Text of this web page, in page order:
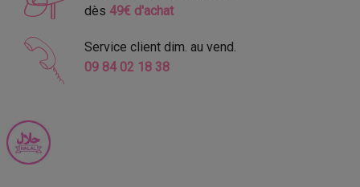
dès 49€ d'achat
Service client dim. au vend.
09 84 02 18 38